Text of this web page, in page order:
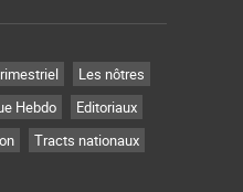
Les nôtres
Hebdo
Editoriaux
Tracts nationaux